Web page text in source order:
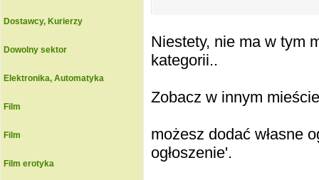
Dostawcy, Kurierzy
Dowolny sektor
Elektronika, Automatyka
Film
Film
Film erotyka
Niestety, nie ma w tym
kategorii..
Zobacz w innym
możesz dodać własne
ogłoszenie'.